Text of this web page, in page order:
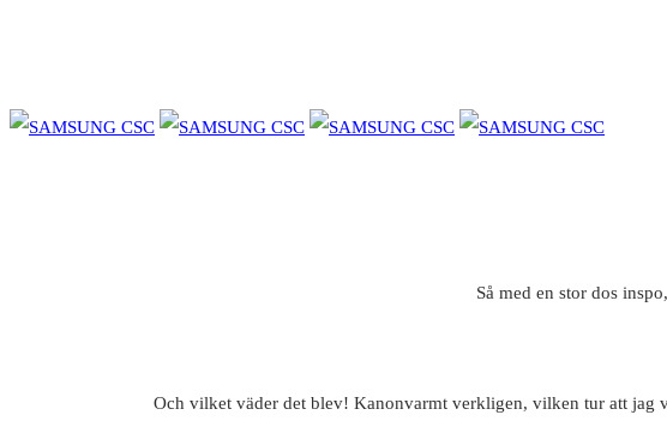
Så med en stor dos
Och vilket väder det blev! Kanonvarmt verkligen, vilken tur att jag